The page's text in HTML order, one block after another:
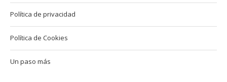
Política de privacidad
Política de Cookies
Un paso más